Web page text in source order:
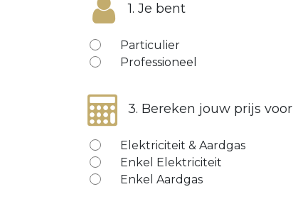
1. Je bent
Particulier
Professioneel
3. Bereken jouw prijs voor
Elektriciteit & Aardgas
Enkel Elektriciteit
Enkel Aardgas